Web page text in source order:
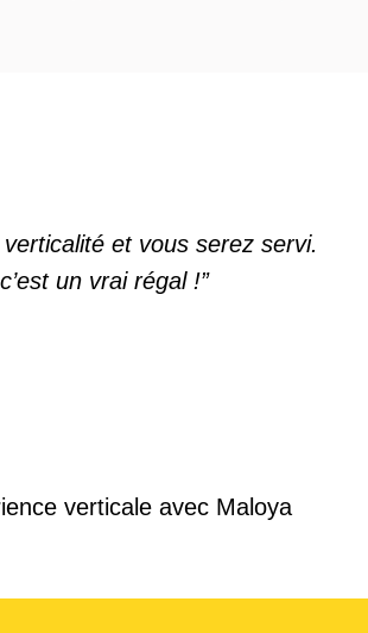
et vous serez servi.
un vrai régal !”
verticale avec Maloya